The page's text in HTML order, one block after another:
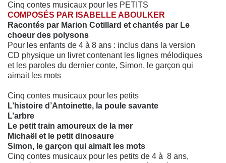
Cinq contes musicaux pour les PETITS
COMPOSÉS PAR ISABELLE ABOULKER
Racontés par Marion Cotillard et chantés par Le
choeur des polysons
Pour les enfants de 4 à 8 ans : inclus dans la version
CD physique un livret contenant les lignes mélodiques
et les paroles du dernier conte, Simon, le garçon qui
aimait les mots
Cinq contes musicaux pour les petits
L’histoire d’Antoinette, la poule savante
L’arbre
Le petit train amoureux de la mer
Michaël et le petit dinosaure
Simon, le garçon qui aimait les mots
Cinq contes musicaux pour les petits de 4 à 8 ans,